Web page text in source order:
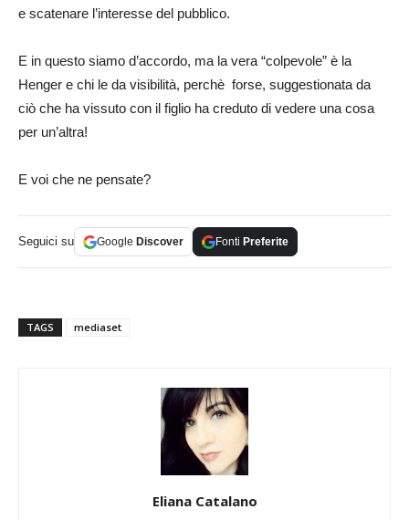
e scatenare l’interesse del pubblico.
E in questo siamo d’accordo, ma la vera “colpevole” è la
Henger e chi le da visibilità, perchè forse, suggestionata da
ciò che ha vissuto con il figlio ha creduto di vedere una cosa
per un’altra!
E voi che ne pensate?
Seguici su Google Discover Fonti Preferite
TAGS mediaset
Eliana Catalano